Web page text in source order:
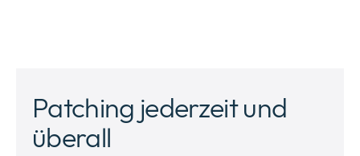
Patching jederzeit und
überall